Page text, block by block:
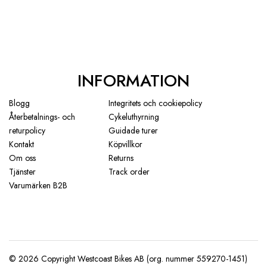
INFORMATION
Blogg
Integritets och cookiepolicy
Återbetalnings- och
returpolicy
Cykeluthyrning
Guidade turer
Kontakt
Köpvillkor
Om oss
Returns
Tjänster
Track order
Varumärken B2B